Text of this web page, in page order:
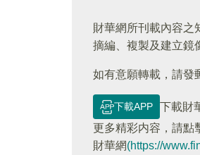
財華網所刊載內容之
摘編、複製及建立鏡
如有意願轉載，請發
下載APP
下載財
更多精彩内容，請點
財華網(https://